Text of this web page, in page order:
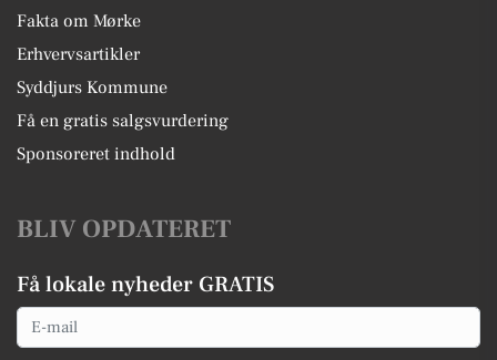
Fakta om Mørke
Erhvervsartikler
Syddjurs Kommune
Få en gratis salgsvurdering
Sponsoreret indhold
BLIV OPDATERET
Få lokale nyheder GRATIS
Email